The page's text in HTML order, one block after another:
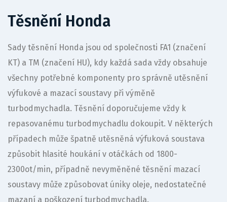
Těsnění Honda
Sady těsnění Honda jsou od společnosti FA1 (značení
KT) a TM (značení HU), kdy každá sada vždy obsahuje
všechny potřebné komponenty pro správně utěsnění
výfukové a mazací soustavy při výměně
turbodmychadla. Těsnění doporučujeme vždy k
repasovanému turbodmychadlu dokoupit. V některých
případech může špatně utěsněná výfuková soustava
způsobit hlasité houkání v otáčkách od 1800-
2300ot/min, případně nevyměněné těsnění mazací
soustavy může způsobovat úniky oleje, nedostatečné
mazaní a poškození turbodmychadla.